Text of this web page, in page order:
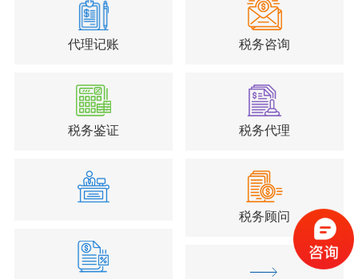
代理记账 税务咨询
税务鉴证 税务代理
税务顾问